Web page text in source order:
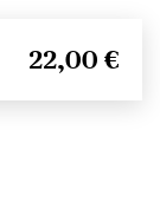
22,00 €